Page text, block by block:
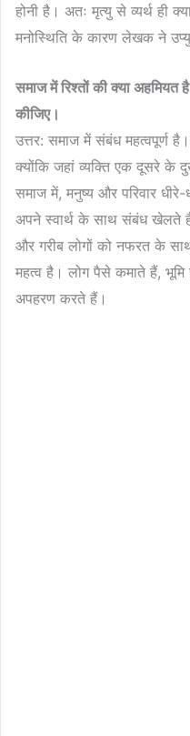
होनी है। अतः मृत्यु से व्यर्थ ही
मनोस्थिति के कारण लेखक ने
समाज में रिश्तों की क्या अहमियत है
कीजिए।
उत्तर: समाज में संबंध महत्वपूर्ण
क्योंकि जहां व्यक्ति एक दूसरे
समाज में, मनुष्य और परिवार
अपने स्वार्थ के साथ संबंध खेलते
और गरीब लोगों को नफरत के
महत्व है। लोग पैसे कमाते हैं, भूमि
अपहरण करते हैं।